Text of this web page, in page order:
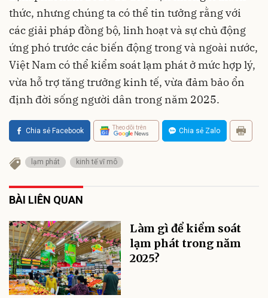
thức, nhưng chúng ta có thể tin tưởng rằng với
các giải pháp đồng bộ, linh hoạt và sự chủ động
ứng phó trước các biến động trong và ngoài nước,
Việt Nam có thể kiểm soát lạm phát ở mức hợp lý,
vừa hỗ trợ tăng trưởng kinh tế, vừa đảm bảo ổn
định đời sống người dân trong năm 2025.
Chia sẻ Facebook Theo dõi trên Chia sẻ Zalo
lạm phát kinh tế vĩ mô
BÀI LIÊN QUAN
Làm gì để kiểm soát
lạm phát trong năm
2025?